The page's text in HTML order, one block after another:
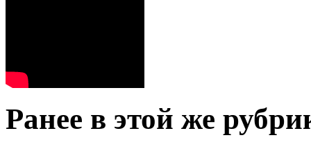
Ранее в этой же